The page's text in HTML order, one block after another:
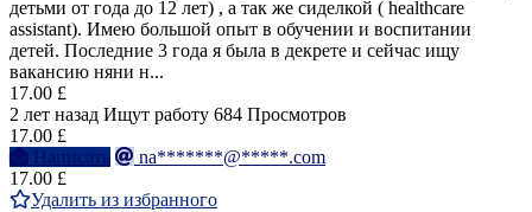
детьми от года до 12 лет) , а так же сиделкой ( healthcare
assistant). Имею большой опыт в обучении и воспитании
детей. Последние 3 года я была в декрете и сейчас ищу
вакансию няни н...
17.00 £
2 лет назад Ищут работу 684 Просмотров
17.00 £
Написать
na*******@*****.com
17.00 £
Удалить из избранного